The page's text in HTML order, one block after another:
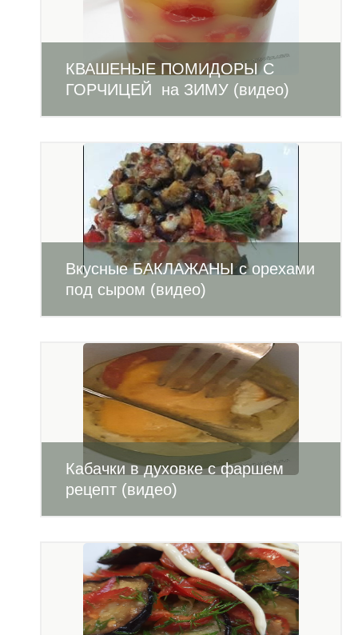
КВАШЕНЫЕ ПОМИДОРЫ С
ГОРЧИЦЕЙ на ЗИМУ (видео)
Вкусные БАКЛАЖАНЫ с орехами
под сыром (видео)
Кабачки в духовке с фаршем
рецепт (видео)